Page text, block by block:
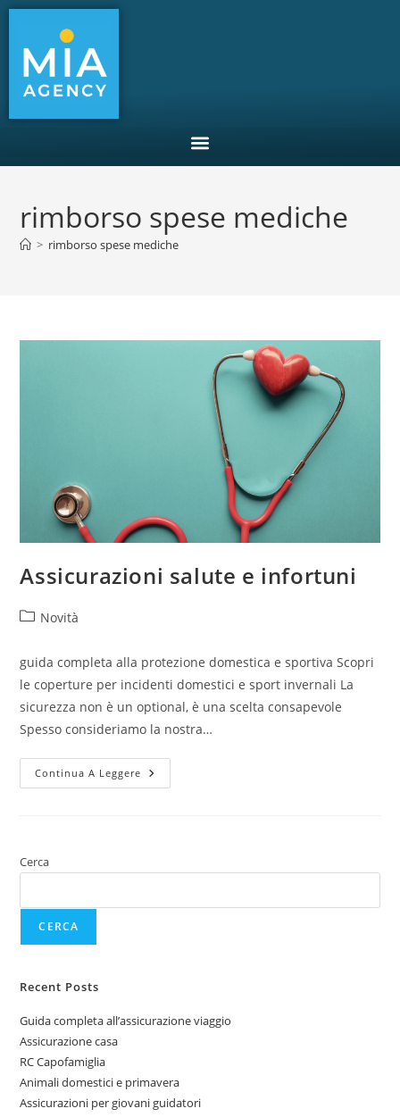
rimborso spese mediche
> rimborso spese mediche
Assicurazioni salute e infortuni
Novità
guida completa alla protezione domestica e sportiva Scopri
le coperture per incidenti domestici e sport invernali La
sicurezza non è un optional, è una scelta consapevole
Spesso consideriamo la nostra…
Continua A Leggere
Cerca
CERCA
Recent Posts
Guida completa all’assicurazione viaggio
Assicurazione casa
RC Capofamiglia
Animali domestici e primavera
Assicurazioni per giovani guidatori